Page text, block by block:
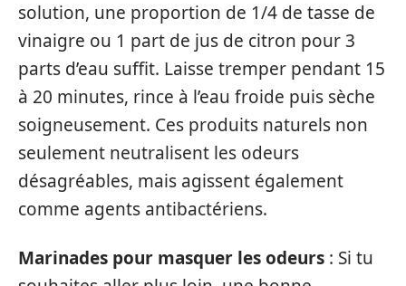
solution, une proportion de 1/4 de tasse de
vinaigre ou 1 part de jus de citron pour 3
parts d’eau suffit. Laisse tremper pendant 15
à 20 minutes, rince à l’eau froide puis sèche
soigneusement. Ces produits naturels non
seulement neutralisent les odeurs
désagréables, mais agissent également
comme agents antibactériens.
Marinades pour masquer les odeurs : Si tu